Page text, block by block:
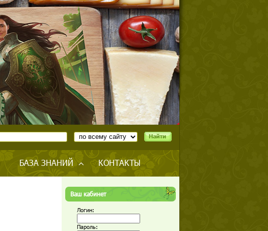
БАЗА ЗНАНИЙ КОНТАКТЫ
Ваш кабинет
Логин:
Пароль: